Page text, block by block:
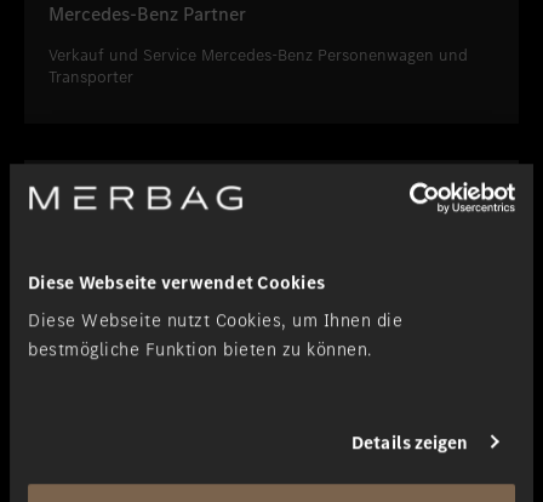
Diese Webseite verwendet Cookies
Diese Webseite nutzt Cookies, um Ihnen die
bestmögliche Funktion bieten zu können.
Details zeigen
Mercedes-Benz Partner
Verkauf und Service Mercedes-Benz Personenwagen und
Transporter